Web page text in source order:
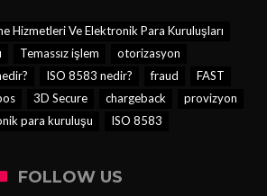
Hizmetleri Ve Elektronik Para Kuruluşları
Temassız işlem
otorizasyon
ISO 8583 nedir? fraud
FAST
3D Secure chargeback
provizyon
para kuruluşu
ISO 8583
FOLLOW US